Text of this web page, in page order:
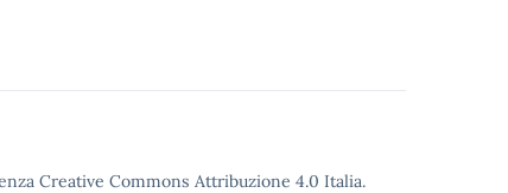
Creative Commons Attribuzione 4.0 Italia.